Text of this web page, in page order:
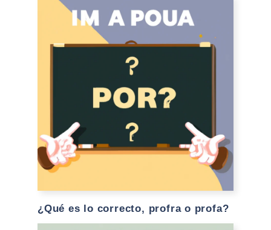
¿Qué es lo correcto, profra o profa?